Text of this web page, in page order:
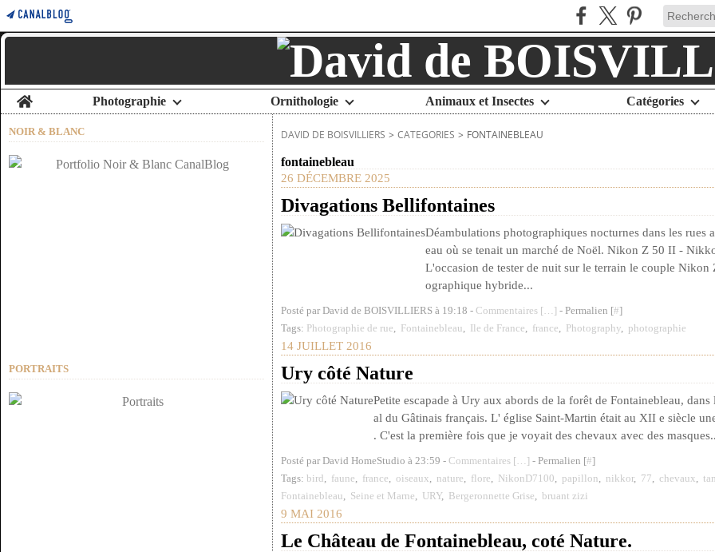
Home Photographie Ornithologie Animaux et Insectes Catégories
NOIR & BLANC
PORTRAITS
DAVID DE BOISVILLIERS > CATEGORIES > FONTAINEBLEAU
fontainebleau
26 DÉCEMBRE 2025
Divagations Bellifontaines
Déambulations photographiques nocturnes dans les rues
eau où se tenait un marché de Noël. Nikon Z 50 II -
L'occasion de tester de nuit sur le terrain le couple
ographique hybride...
Posté par David de BOISVILLIERS à 19:18 - Commentaires [… ] - Permalien [#]
Tags: Photographie de rue, Fontainebleau, Ile de France, france, Photography, photographie
14 JUILLET 2016
Ury côté Nature
Petite escapade à Ury aux abords de la forêt de Fontainebleau,
al du Gâtinais français. L' église Saint-Martin était au XII e siècle
. C'est la première fois que je voyait des chevaux avec des
Posté par David HomeStudio à 23:59 - Commentaires [… ] - Permalien [#]
Tags: bird, faune, france, oiseaux, nature, flore, NikonD7100, papillon, nikkor, 77, chevaux,
Fontainebleau, Seine et Marne, URY, Bergeronnette Grise, bruant zizi
9 MAI 2016
Le Château de Fontainebleau, coté Nature.